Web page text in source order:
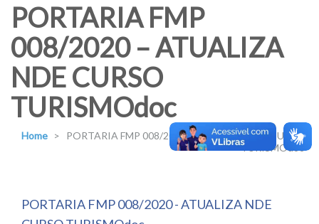
PORTARIA FMP
008/2020 – ATUALIZA
NDE CURSO
TURISMOdoc
Home >
PORTARIA FMP 008/2020 – ATUALIZA NDE CURSO
TURISMOdoc
PORTARIA FMP 008/2020 - ATUALIZA NDE